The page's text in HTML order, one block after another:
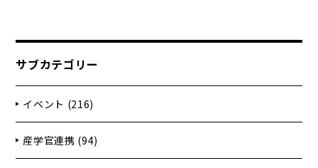
サブカテゴリー
イベント (216)
産学官連携 (94)